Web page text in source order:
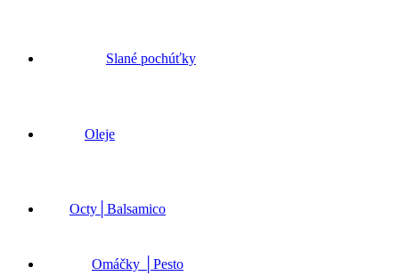
Slané pochúťky
Oleje
Octy│Balsamico
Omáčky │Pesto